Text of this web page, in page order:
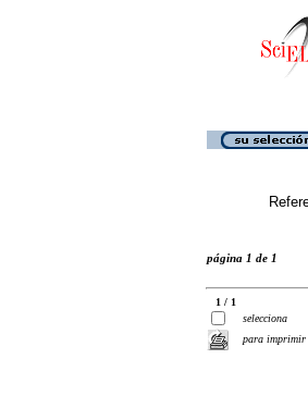
página 1 de 1
1 / 1
selecciona
para imprimir